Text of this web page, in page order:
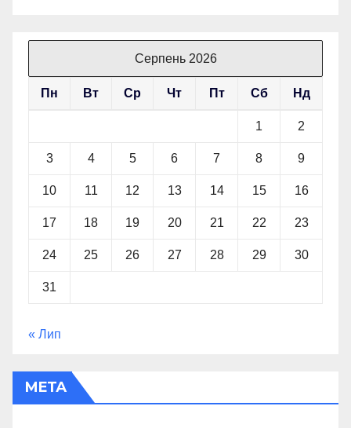
Серпень 2026
Пн Вт Ср Чт Пт Сб Нд
1 2
3 4 5 6 7 8 9
10 11 12 13 14 15 16
17 18 19 20 21 22 23
24 25 26 27 28 29 30
31
« Лип
МЕТА